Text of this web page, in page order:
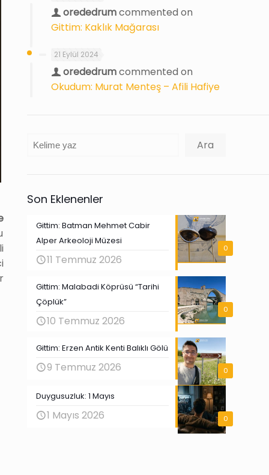
orededrumcommented on
Gittim: Kaklık Mağarası
21 Eylül 2024
orededrumcommented on
Okudum: Murat Menteş – Afili Hafiye
Ara Ara
Son Eklenenler
0
Gittim: Batman Mehmet Cabir
Alper Arkeoloji Müzesi
11 Temmuz 2026
0
Gittim: Malabadi Köprüsü “Tarihi
Çöplük”
10 Temmuz 2026
0
Gittim: Erzen Antik Kenti Balıklı Gölü
9 Temmuz 2026
0
Duygusuzluk: 1 Mayıs
1 Mayıs 2026